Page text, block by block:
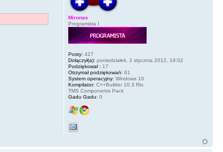
Mironas
Programista I
Posty: 427
Dołączył(a): poniedziałek, 2 stycznia 2012, 19:02
Podziękował : 17
Otrzymał podziękowań: 61
System operacyjny: Windows 10
Kompilator: C++Builder 10.3 Rio
TMS Components Pack
Gadu Gadu: 0